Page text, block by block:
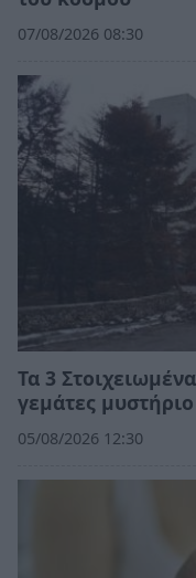
07/08/2026 08:30
Τα 3
γεμάτες
05/08/2026 12:30